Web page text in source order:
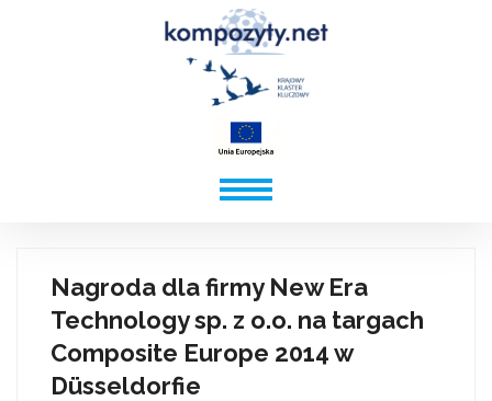
Nagroda dla firmy New Era
Technology sp. z o.o. na targach
Composite Europe 2014 w
Düsseldorfie